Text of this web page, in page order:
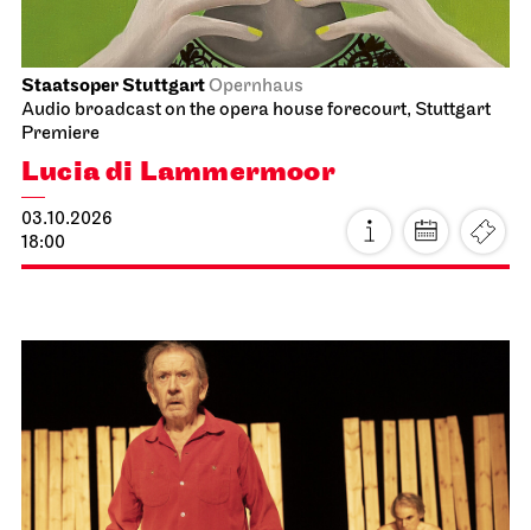
Staatsoper StuttgartOpernhaus
Audio broadcast on the opera house forecourt, Stuttgart
Premiere
Lucia di Lammermoor
03.10.2026
18:00